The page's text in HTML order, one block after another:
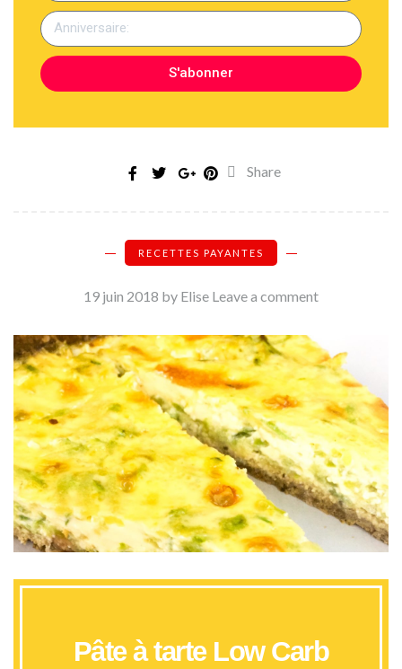
S'abonner
Share
RECETTES PAYANTES
19 juin 2018 by Elise Leave a comment
Pâte à tarte Low Carb